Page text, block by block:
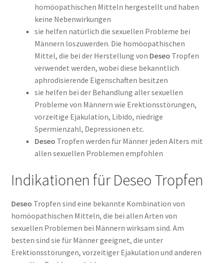
homöopathischen Mitteln hergestellt und haben
keine Nebenwirkungen
sie helfen natürlich die sexuellen Probleme bei
Männern loszuwerden. Die homöopathischen
Mittel, die bei der Herstellung von Deseo Tropfen
verwendet werden, wobei diese bekanntlich
aphrodisierende Eigenschaften besitzen
sie helfen bei der Behandlung aller sexuellen
Probleme von Männern wie Erektionsstörungen,
vorzeitige Ejakulation, Libido, niedrige
Spermienzahl, Depressionen etc.
Deseo Tropfen werden für Männer jeden Alters mit
allen sexuellen Problemen empfohlen
Indikationen für Deseo Tropfen
Deseo Tropfen sind eine bekannte Kombination von
homöopathischen Mitteln, die bei allen Arten von
sexuellen Problemen bei Männern wirksam sind. Am
besten sind sie für Männer geeignet, die unter
Erektionsstörungen, vorzeitiger Ejakulation und anderen